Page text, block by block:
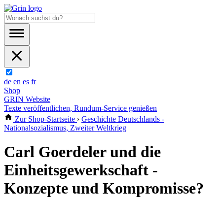
de en es fr
Shop
GRIN Website
Texte veröffentlichen, Rundum-Service genießen
Zur Shop-Startseite › Geschichte Deutschlands -
Nationalsozialismus, Zweiter Weltkrieg
Carl Goerdeler und die
Einheitsgewerkschaft -
Konzepte und Kompromisse?